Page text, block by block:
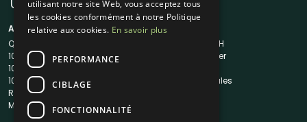
A propos
Qui sommes-nous ?
1001Salles
1001Salles PRO
1001DJ
Reserverunbar
MP2
Liens utiles
Traiteur en 48H
Nous contacter
Mentions légales
utilisant notre site Web, vous acceptez tous
les cookies conformément à notre Politique
relative aux cookies. En savoir plus
PERFORMANCE
CIBLAGE
FONCTIONNALITÉ